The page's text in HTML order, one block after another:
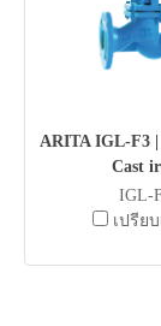
ARITA IGL-F3 |
Cast
IGL-
เปรีย